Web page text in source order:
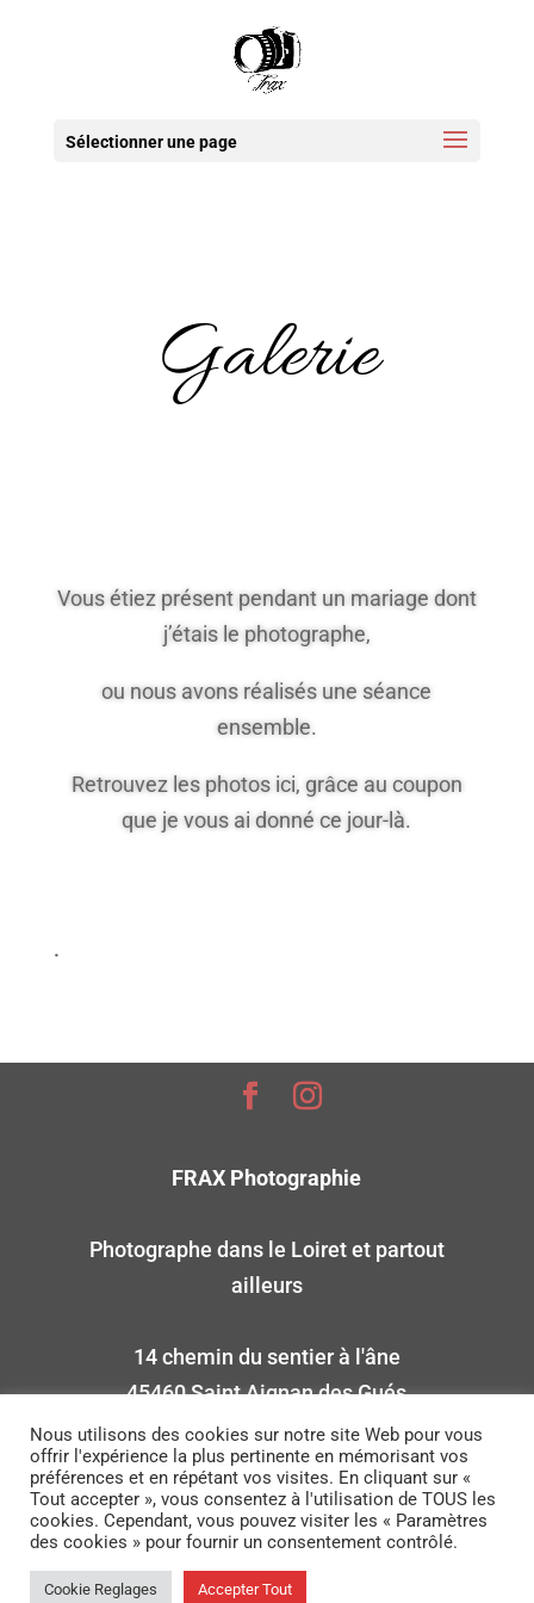
Sélectionner une page
Galerie
Vous étiez présent pendant un mariage dont
j’étais le photographe,
ou nous avons réalisés une séance
ensemble.
Retrouvez les photos ici, grâce au coupon
que je vous ai donné ce jour-là.
.
FRAX Photographie
Photographe dans le Loiret et partout
ailleurs
14 chemin du sentier à l'âne
45460 Saint Aignan des Gués
0661958137
SIRET : 85156685100016
Une création deLoïc Web Clic
Nous utilisons des cookies sur notre site Web pour vous
offrir l'expérience la plus pertinente en mémorisant vos
préférences et en répétant vos visites. En cliquant sur «
Tout accepter », vous consentez à l'utilisation de TOUS les
cookies. Cependant, vous pouvez visiter les « Paramètres
des cookies » pour fournir un consentement contrôlé.
Cookie Reglages Accepter Tout